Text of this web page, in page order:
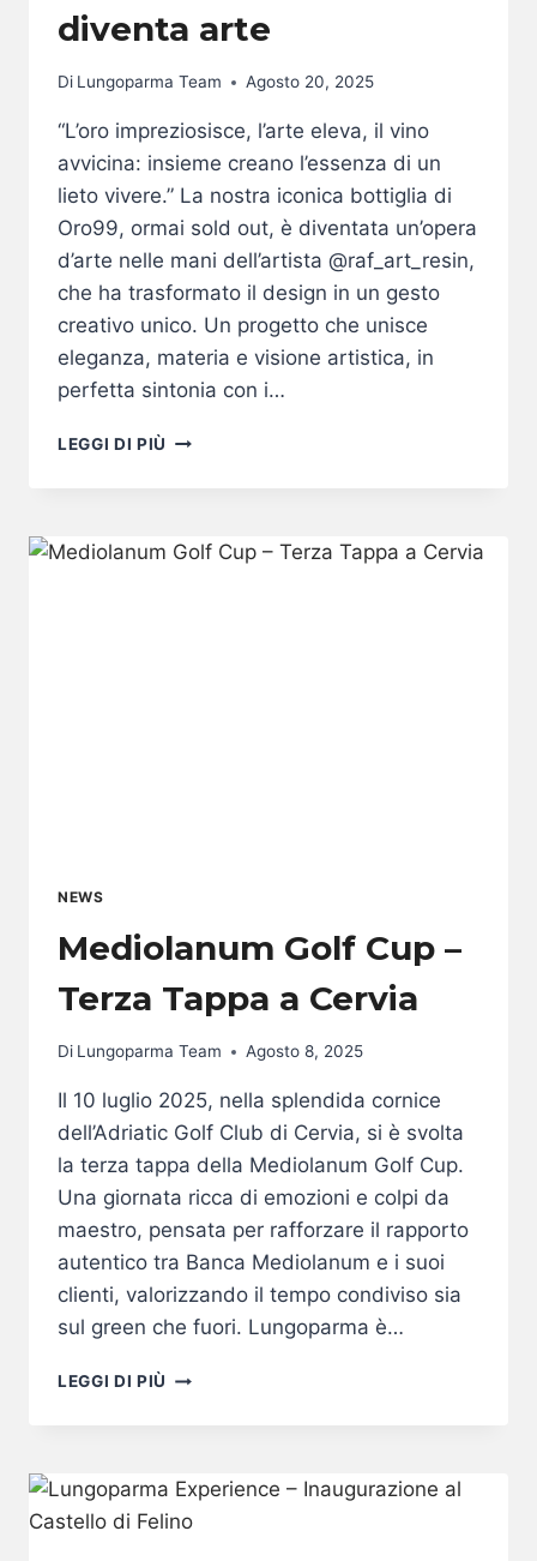
diventa arte
Di Lungoparma Team Agosto 20, 2025
“L’oro impreziosisce, l’arte eleva, il vino
avvicina: insieme creano l’essenza di un
lieto vivere.” La nostra iconica bottiglia di
Oro99, ormai sold out, è diventata un’opera
d’arte nelle mani dell’artista @raf_art_resin,
che ha trasformato il design in un gesto
creativo unico. Un progetto che unisce
eleganza, materia e visione artistica, in
perfetta sintonia con i…
LEGGI DI PIÙ ORO99:
DIVENTA
ARTE
NEWS
Mediolanum Golf Cup –
Terza Tappa a Cervia
Di Lungoparma Team Agosto 8, 2025
Il 10 luglio 2025, nella splendida cornice
dell’Adriatic Golf Club di Cervia, si è svolta
la terza tappa della Mediolanum Golf Cup.
Una giornata ricca di emozioni e colpi da
maestro, pensata per rafforzare il rapporto
autentico tra Banca Mediolanum e i suoi
clienti, valorizzando il tempo condiviso sia
sul green che fuori. Lungoparma è…
LEGGI DI PIÙ MEDIOLANUM
TERZA
TAPPA
A